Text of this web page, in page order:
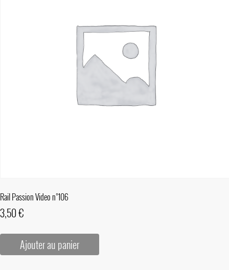
Rail Passion Video n°106
3,50€
Ajouter au panier